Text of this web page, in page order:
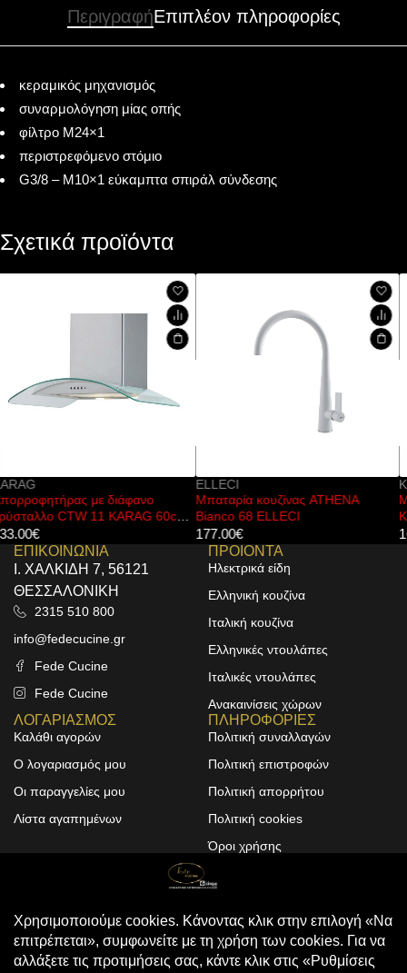
ΠεριγραφήΕπιπλέον πληροφορίες
κεραμικός μηχανισμός
συναρμολόγηση μίας οπής
φίλτρο M24×1
περιστρεφόμενο στόμιο
G3/8 – M10×1 εύκαμπτα σπιράλ σύνδεσης
Σχετικά προϊόντα
ELLECI
Μπαταρία κουζίνας ATHENA
Bianco 68 ELLECI
177.00
KARAG
Μπαταρία κουζίνας 2546
KARAG
161.00
ΕΠΙΚΟΙΝΩΝΙΑ
Ι. ΧΑΛΚΙΔΗ 7, 56121
ΘΕΣΣΑΛΟΝΙΚΗ
2315 510 800
info@fedecucine.gr
Fede Cucine
Fede Cucine
ΠΡΟΙΟΝΤΑ
Ηλεκτρικά είδη
Ελληνική κουζίνα
Ιταλική κουζίνα
Ελληνικές ντουλάπες
Ιταλικές ντουλάπες
Ανακαινίσεις χώρων
ΛΟΓΑΡΙΑΣΜΟΣ
Καλάθι αγορών
Ο λογαριασμός μου
Οι παραγγελίες μου
Λίστα αγαπημένων
ΠΛΗΡΟΦΟΡΙΕΣ
Πολιτική συναλλαγών
Πολιτική επιστροφών
Πολιτική απορρήτου
Πολιτική cookies
Όροι χρήσης
© 2025 FEDE CUCINE
. All Rights
Reserved
Design & Development by
ALPHA DESIGNERS